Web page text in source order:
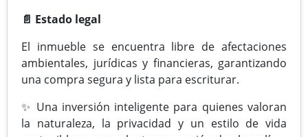
📄 Estado legal
El inmueble se encuentra libre de afectaciones
ambientales, jurídicas y financieras, garantizando
una compra segura y lista para escriturar.
✨ Una inversión inteligente para quienes valoran
la naturaleza, la privacidad y un estilo de vida